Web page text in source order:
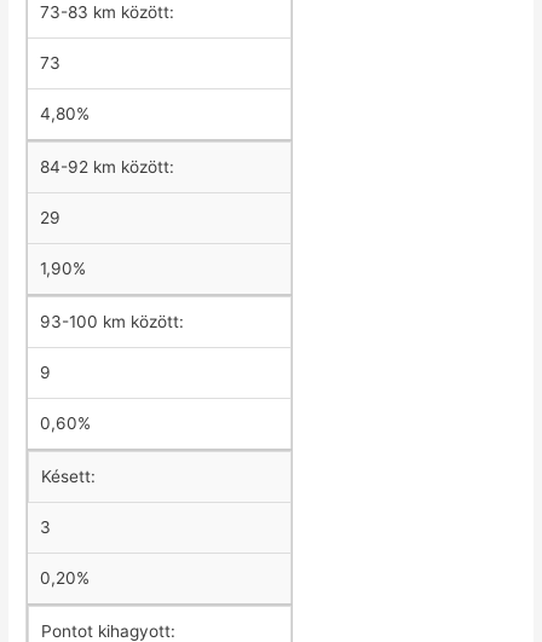
73-83 km között:
73
4,80%
84-92 km között:
29
1,90%
93-100 km között:
9
0,60%
Késett:
3
0,20%
Pontot kihagyott: